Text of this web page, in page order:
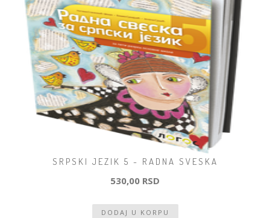
SRPSKI JEZIK 5 - RADNA SVESKA
530,00 RSD